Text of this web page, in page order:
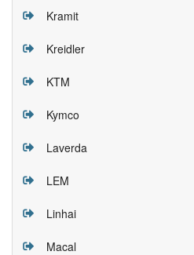
Kramit
Kreidler
KTM
Kymco
Laverda
LEM
Linhai
Macal